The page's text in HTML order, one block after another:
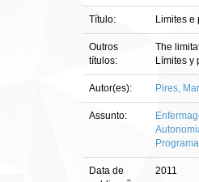
Título: Limites e
Outros
títulos:
The
Límites y
Autor(es): Pires,
Assunto:
Data de
2011